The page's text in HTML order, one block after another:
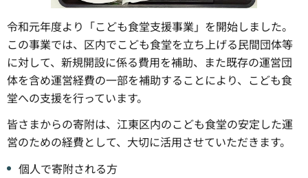
令和元年度より「こども食堂支援事業」を開始しました。
この事業では、区内でこども食堂を立ち上げる民間団体等
に対して、新規開設に係る費用を補助、また既存の運営団
体を含め運営経費の一部を補助することにより、こども食
堂への支援を行っています。
皆さまからの寄附は、江東区内のこども食堂の安定した運
営のための経費として、大切に活用させていただきます。
個人で寄附される方